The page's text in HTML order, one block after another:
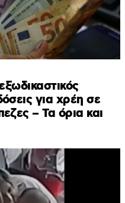
για χρέη σε
– Τα όρια και